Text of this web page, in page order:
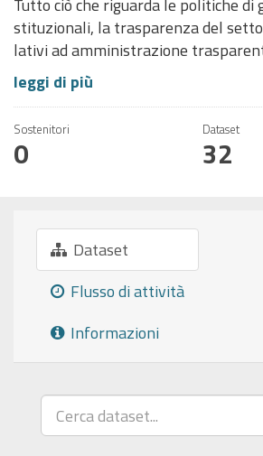
Tutto ciò che riguarda le politiche
stituzionali, la trasparenza del
lativi ad amministrazione
leggi di più
Sostenitori
0
Dataset
32
Dataset
Flusso di attività
Informazioni